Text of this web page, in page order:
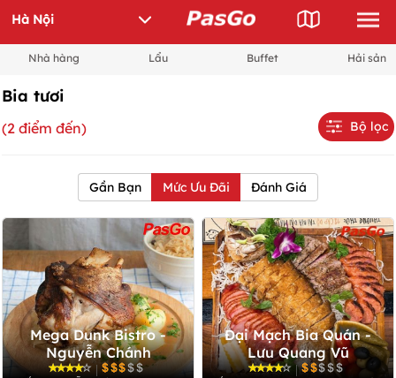
Nhà hàng Lẩu Buffet Hải sản
Bia tươi
(2 điểm đến) Bộ lọc
Gần Bạn Mức Ưu Đãi Đánh Giá
Mega Dunk Bistro -
Nguyễn Chánh
|
Đại Mạch Bia Quán -
Lưu Quang Vũ
|